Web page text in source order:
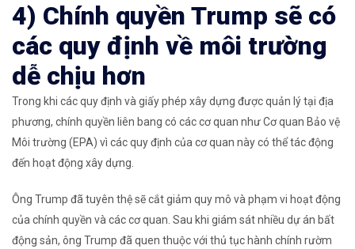
4) Chính quyền Trump sẽ có
các quy định về môi trường
dễ chịu hơn
Trong khi các quy định và giấy phép xây dựng được quản lý tại địa
phương, chính quyền liên bang có các cơ quan như Cơ quan Bảo vệ
Môi trường (EPA) vì các quy định của cơ quan này có thể tác động
đến hoạt động xây dựng.
Ông Trump đã tuyên thệ sẽ cắt giảm quy mô và phạm vi hoạt động
của chính quyền và các cơ quan. Sau khi giám sát nhiều dự án bất
động sản, ông Trump đã quen thuộc với thủ tục hành chính rườm